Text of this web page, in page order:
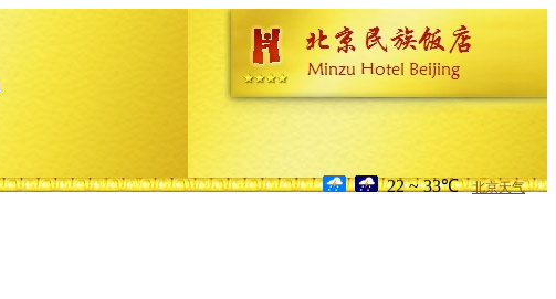
22 ~ 33℃ 北京天气